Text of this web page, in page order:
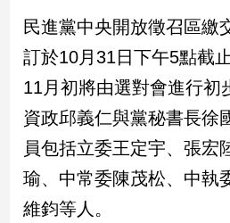
建
築/
室
內
設
計
旅
遊/
美
食
民進黨中央開放徵召區繳
訂於10月31日下午5點截
11月初將由選對會進行初
資政邱義仁與黨秘書長徐
員包括立委王定宇、張宏
瑜、中常委陳茂松、中執
維鈞等人。